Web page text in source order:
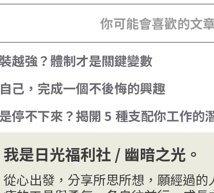
你可能會喜歡的文
越強？體制才是關鍵變數
己，完成一個不後悔的興趣
停不下來？揭開 5 種支配你工作的
我是日光福利社 / 幽暗之光。
從心出發，分享所思所想，願經過